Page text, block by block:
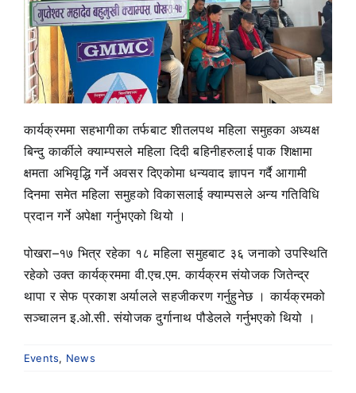
कार्यक्रममा सहभागीका तर्फबाट शीतलपथ महिला समुहका अध्यक्ष
बिन्दु कार्कीले क्याम्पसले महिला दिदी बहिनीहरुलाई पाक शिक्षामा
क्षमता अभिवृद्धि गर्ने अवसर दिएकोमा धन्यवाद ज्ञापन गर्दै आगामी
दिनमा समेत महिला समुहको विकासलाई क्याम्पसले अन्य गतिविधि
प्रदान गर्ने अपेक्षा गर्नुभएको थियो ।
पोखरा–१७ भित्र रहेका १८ महिला समुहबाट ३६ जनाको उपस्थिति
रहेको उक्त कार्यक्रममा वी.एच.एम. कार्यक्रम संयोजक जितेन्द्र
थापा र सेफ प्रकाश अर्यालले सहजीकरण गर्नुहुनेछ । कार्यक्रमको
सञ्चालन इ.ओ.सी. संयोजक दुर्गानाथ पौडेलले गर्नुभएको थियो ।
Events, News